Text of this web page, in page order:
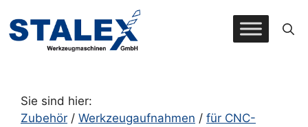
Inhalt
springen
Sie sind hier:
Zubehör / Werkzeugaufnahmen / für CNC-